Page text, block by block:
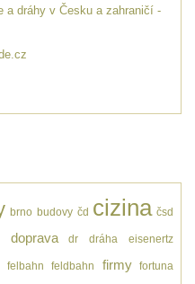
a dráhy v Česku a zahraničí -
brno budovy čd cizina čsd
doprava dr dráha eisenertz
felbahn feldbahn firmy fortuna